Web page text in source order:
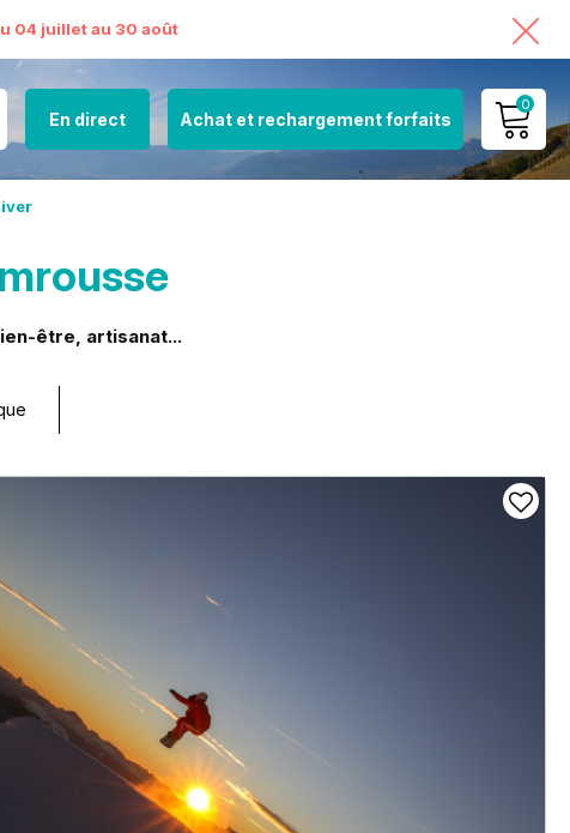
04 juillet au 30 août
En direct Achat et rechargement forfaits
0
MON COMPTE
être, artisanat...